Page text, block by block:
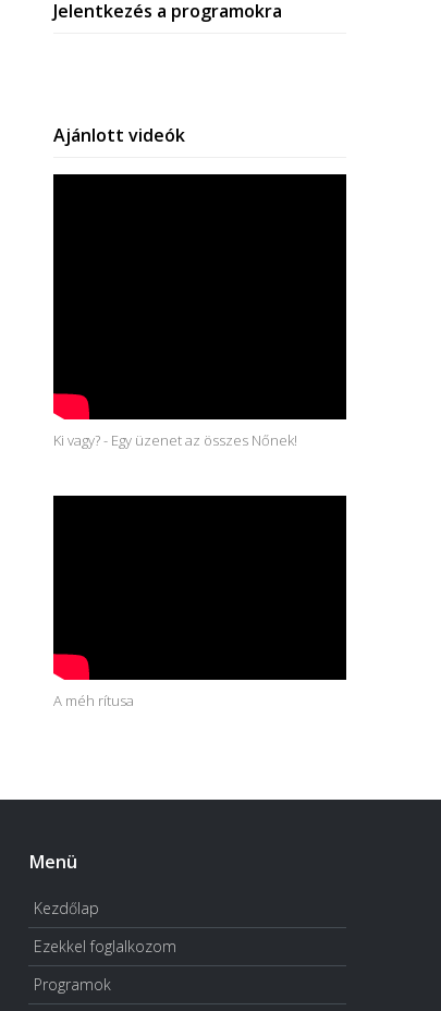
Jelentkezés a programokra
Ajánlott videók
Ki vagy? - Egy üzenet az összes Nőnek!
A méh rítusa
Menü
Kezdőlap
Ezekkel foglalkozom
Programok